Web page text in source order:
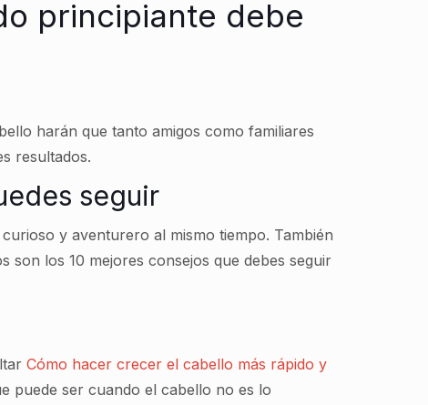
principiante debe
harán que tanto amigos como familiares
resultados.
seguir
y aventurero al mismo tiempo. También
son los 10 mejores consejos que debes seguir
Cómo hacer crecer el cabello más rápido y
puede ser cuando el cabello no es lo